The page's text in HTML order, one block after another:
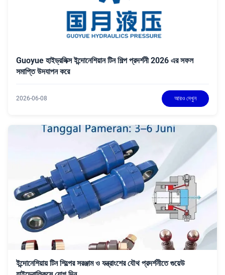
Guoyue হাইড্রলিক্স ইন্দোনেশিয়ান টিন শিল্প প্রদর্শনী 2026 এর সফল
সমাপ্তি উদযাপন করে
2026-06-08 আরও দেখুন
ইন্দোনেশিয়ায় টিন শিল্পের সরঞ্জাম ও যন্ত্রাংশের যৌথ প্রদর্শনীতে গুয়েউ